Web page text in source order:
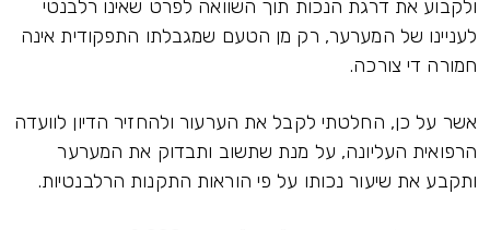
ולקבוע את דרגת הנכות תוך השוואה לפרט שאינו רלבנטי
לעניינו של המערער, רק מן הטעם שמגבלתו התפקודית אינה
חמורה די צורכה.
אשר על כן, החלטתי לקבל את הערעור ולהחזיר הדיון לוועדה
הרפואית העליונה, על מנת שתשוב ותבדוק את המערער
ותקבע את שיעור נכותו על פי הוראות התקנות הרלבנטיות.